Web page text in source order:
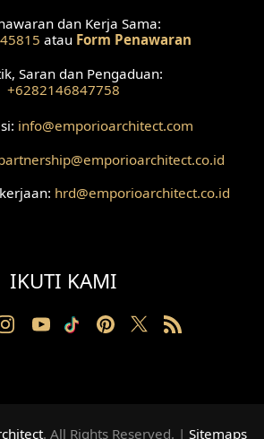
Perawatan
Konsultasi
Receptionist
dan Kerja Sama:
atau Form Penawaran
Saran dan Pengaduan:
+6282146847758
info@emporioarchitect.com
@emporioarchitect.co.id
hrd@emporioarchitect.co.id
IKUTI KAMI
. All Rights Reserved. | Sitemaps